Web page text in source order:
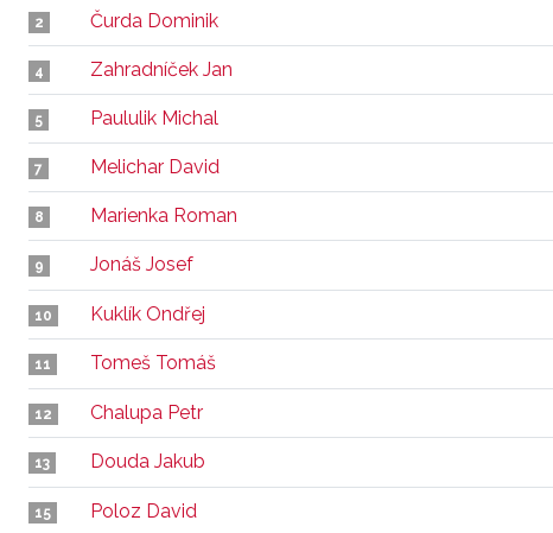
2 Čurda Dominik
4 Zahradníček Jan
5 Paululik Michal
7 Melichar David
8 Marienka Roman
9 Jonáš Josef
10 Kuklík Ondřej
11 Tomeš Tomáš
12 Chalupa Petr
13 Douda Jakub
15 Poloz David